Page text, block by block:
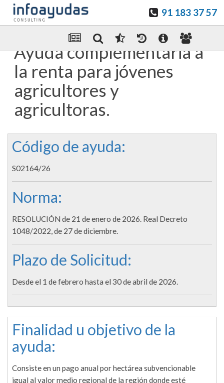
91 183 37 57
Enviar Por email
Ayuda complementaria a
la renta para jóvenes
agricultores y
agricultoras.
Código de ayuda:
S02164/26
Norma:
RESOLUCIÓN de 21 de enero de 2026. Real Decreto
1048/2022, de 27 de diciembre.
Plazo de Solicitud:
Desde el 1 de febrero hasta el 30 de abril de 2026.
Finalidad u objetivo de la
ayuda:
Consiste en un pago anual por hectárea subvencionable
igual al valor medio regional de la región donde esté